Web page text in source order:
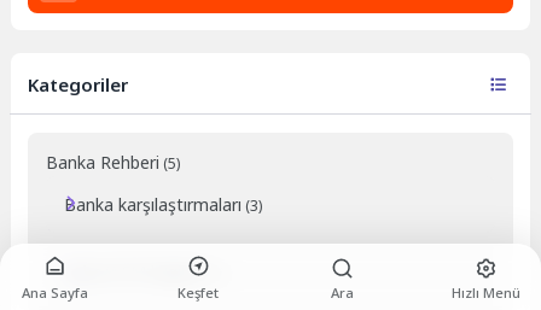
Kategoriler
Banka Rehberi (5)
Banka karşılaştırmaları (3)
Şube/ATM bilgileri(1)
Ana Sayfa Keşfet Ara Hızlı Menü